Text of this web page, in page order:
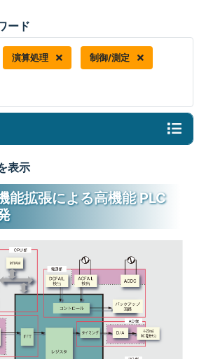
ード
演算処理 制御/測定
表示
能拡張による高機能 PLC